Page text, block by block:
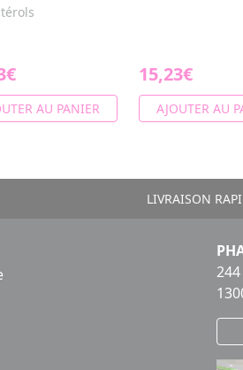
AU PANIER
15,23€
AJOUTER AU
LIVRAISON